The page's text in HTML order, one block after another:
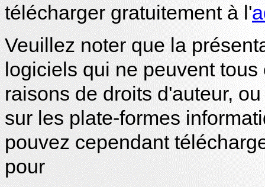
télécharger gratuitement à l'
Veuillez noter que la
logiciels qui ne peuvent
raisons de droits d'auteur,
sur les plate-formes
pouvez cependant
pour